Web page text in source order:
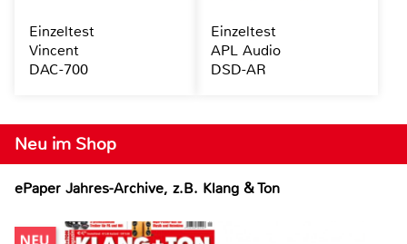
Neu im Shop
ePaper Jahres-Archive, z.B. Klang & Ton
Einzeltest
Vincent
DAC-700
Einzeltest
APL Audio
DSD-AR